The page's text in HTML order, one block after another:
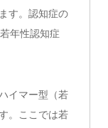
す。認知症の
年性認知症
イマー型（若
。ここでは若